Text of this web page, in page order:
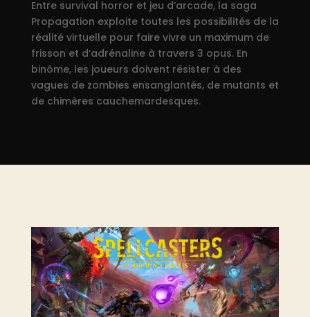
Entre survival horror et jeu d’arcade, la saga
Propagation exploite toutes les possibilités de la
réalité virtuelle pour faire vivre un maximum de
frisson et d’adrénaline à travers 3 opus. En
binôme, les joueurs doivent résister à des
vagues de zombies ensanglantés, de mutants et
de chimères cauchemardesques.